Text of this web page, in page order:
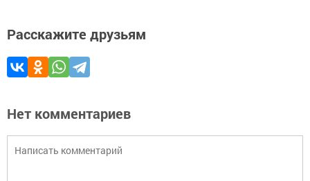
Расскажите друзьям
Нет комментариев